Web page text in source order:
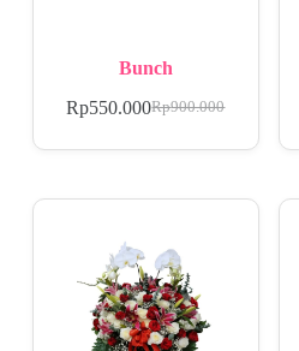
Bunch
Rp900.000
Rp550.000